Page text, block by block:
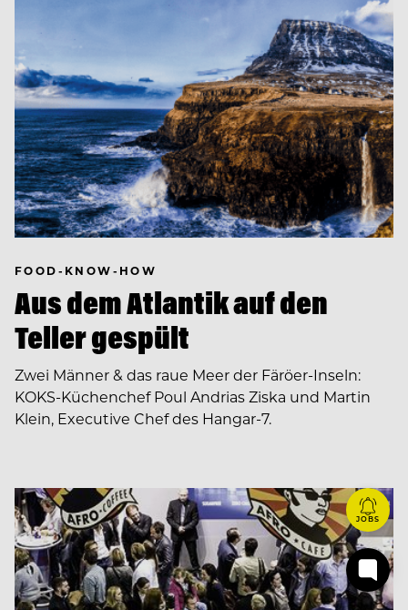
FOOD-KNOW-HOW
Aus dem Atlantik auf den
Teller gespült
Zwei Männer & das raue Meer der Färöer-Inseln:
KOKS-Küchenchef Poul Andrias Ziska und Martin
Klein, Executive Chef des Hangar-7.
JOBS